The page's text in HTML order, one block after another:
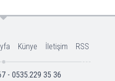
Künye İletişim RSS
- 0535.229 35 36